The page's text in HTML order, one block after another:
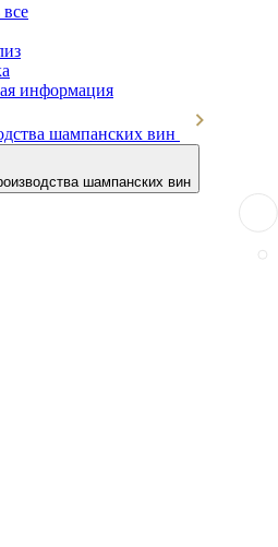
информация
шампанских вин
шампанских вин